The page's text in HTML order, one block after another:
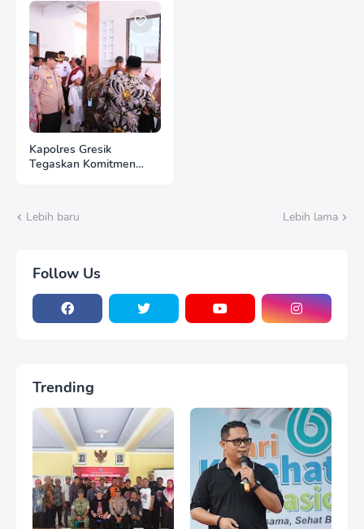
Kapolres Gresik
Tegaskan Komitmen
Lebih baru
Lebih lama
Follow Us
Trending